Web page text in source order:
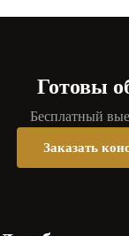
Готовы
Бесплатный
Заказать